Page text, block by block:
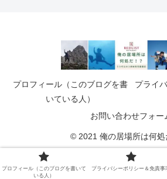
プロフィール（このブログを書
いている人）
プライ
お問い合わせフォー
© 2021 俺の居場所は何処
プロフィール（このブログを書いて
いる人）
プライバシーポリシー＆免責事